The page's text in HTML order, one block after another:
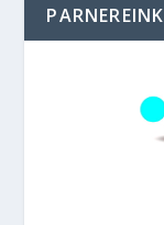
PARNEREINK